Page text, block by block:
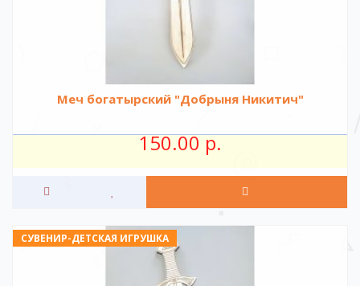
Меч богатырский "Добрыня Никитич"
150.00 р.
СУВЕНИР-ДЕТСКАЯ ИГРУШКА